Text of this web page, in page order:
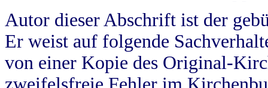
Autor dieser Abschrift ist der
Er weist auf folgende
von einer Kopie des Original-